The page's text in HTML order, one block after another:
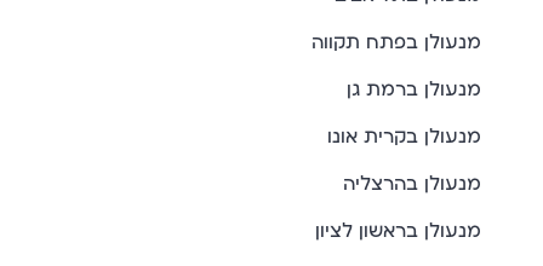
מנעולן בפתח תקווה
מנעולן ברמת גן
מנעולן בקרית אונו
מנעולן בהרצליה
מנעולן בראשון לציון